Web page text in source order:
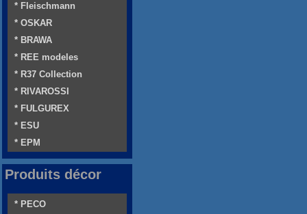
* Fleischmann
* OSKAR
* BRAWA
* REE modeles
* R37 Collection
* RIVAROSSI
* FULGUREX
* ESU
* EPM
Produits décor
* PECO